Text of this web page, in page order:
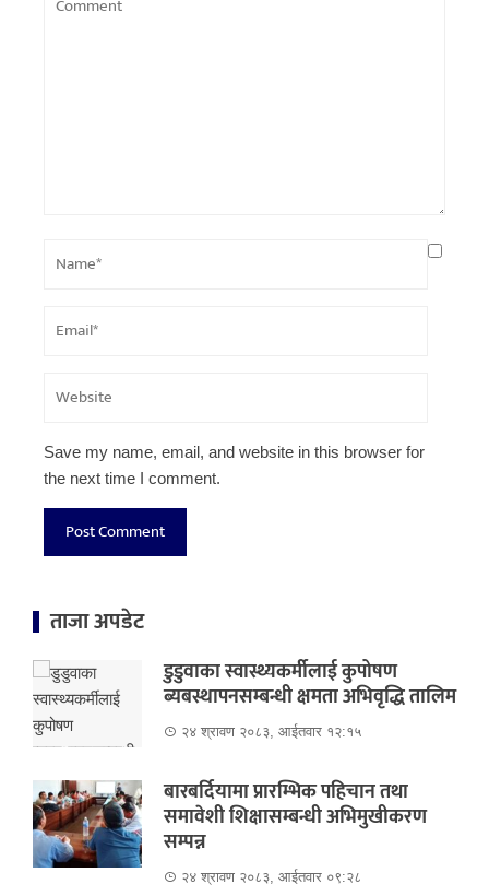
Save my name, email, and website in this browser for
the next time I comment.
ताजा अपडेट
डुडुवाका स्वास्थ्यकर्मीलाई कुपोषण
ब्यबस्थापनसम्बन्धी क्षमता अभिवृद्धि तालिम
२४ श्रावण २०८३, आईतवार १२:१५
बारबर्दियामा प्रारम्भिक पहिचान तथा
समावेशी शिक्षासम्बन्धी अभिमुखीकरण
सम्पन्न
२४ श्रावण २०८३, आईतवार ०९:२८